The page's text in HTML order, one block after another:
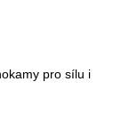
pro sílu i